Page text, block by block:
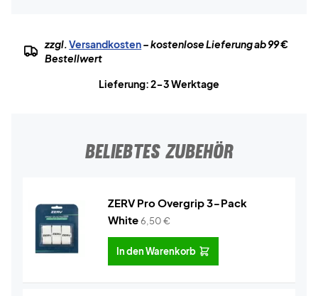
zzgl.Versandkosten– kostenlose Lieferung ab 99 €
Bestellwert
Lieferung: 2-3 Werktage
BELIEBTES ZUBEHÖR
ZERV Pro Overgrip 3-Pack
White6,50€
In den Warenkorb